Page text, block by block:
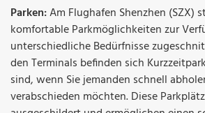
Parken:Am Flughafen Shenzhen (SZX)
komfortable Parkmöglichkeiten zur
unterschiedliche Bedürfnisse
den Terminals befinden sich
sind, wenn Sie jemanden schnell
verabschieden möchten. Diese